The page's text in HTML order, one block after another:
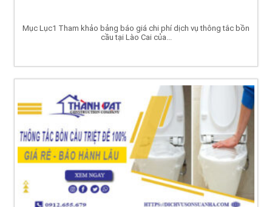
Mục Lục1 Tham khảo bảng báo giá chi phí dịch vụ thông tắc bồn
cầu tại Lào Cai của...